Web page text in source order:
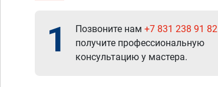
1 Позвоните нам +7 831 238 91 82
получите профессиональную
консультацию у мастера.